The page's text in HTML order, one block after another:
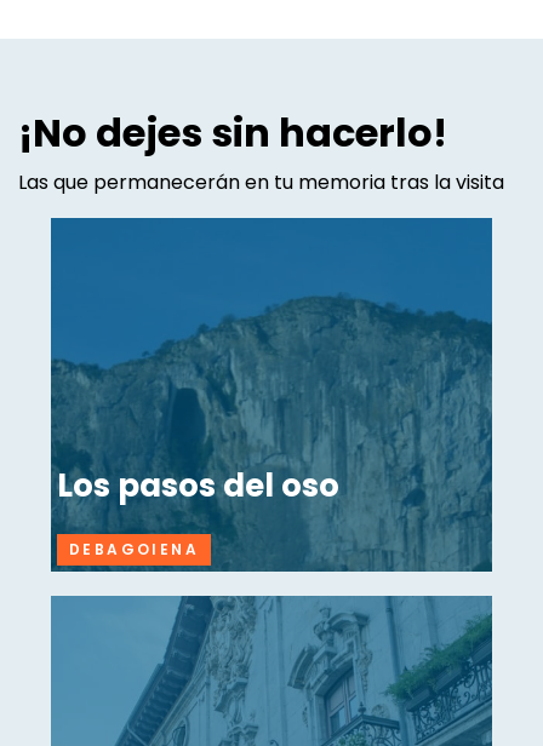
¡No dejes sin hacerlo!
Las que permanecerán en tu memoria tras la visita
Los pasos del oso
DEBAGOIENA